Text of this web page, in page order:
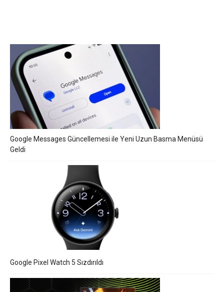
Google Messages Güncellemesi ile Yeni Uzun Basma Menüsü
Geldi
Google Pixel Watch 5 Sızdırıldı